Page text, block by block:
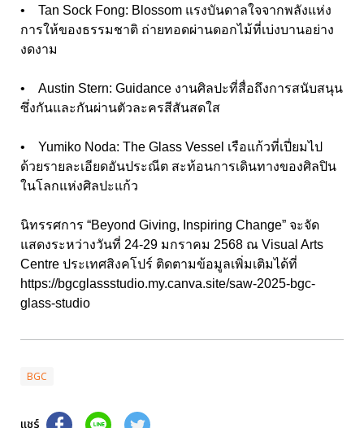
• Tan Sock Fong: Blossom แรงบันดาลใจจากพลังแห่ง
การให้ของธรรมชาติ ถ่ายทอดผ่านดอกไม้ที่เบ่งบานอย่าง
งดงาม
• Austin Stern: Guidance งานศิลปะที่สื่อถึงการสนับสนุน
ซึ่งกันและกันผ่านตัวละครสีสันสดใส
• Yumiko Noda: The Glass Vessel เรือแก้วที่เปี่ยมไป
ด้วยรายละเอียดอันประณีต สะท้อนการเดินทางของศิลปิน
ในโลกแห่งศิลปะแก้ว
นิทรรศการ “Beyond Giving, Inspiring Change” จะจัด
แสดงระหว่างวันที่ 24-29 มกราคม 2568 ณ Visual Arts
Centre ประเทศสิงคโปร์ ติดตามข้อมูลเพิ่มเติมได้ที่
https://bgcglassstudio.my.canva.site/saw-2025-bgc-
glass-studio
BGC